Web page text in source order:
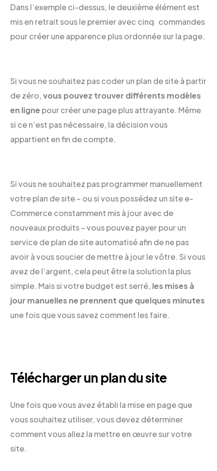
Dans l’exemple ci-dessus, le deuxième élément est
mis en retrait sous le premier avec cinq commandes
pour créer une apparence plus ordonnée sur la page.
Si vous ne souhaitez pas coder un plan de site à partir
de zéro,vous pouvez trouver différents modèles
en ligne pour créer une page plus attrayante. Même
si ce n’est pas nécessaire, la décision vous
appartient en fin de compte.
Si vous ne souhaitez pas programmer manuellement
votre plan de site – ou si vous possédez un site e-
Commerce constamment mis à jour avec de
nouveaux produits – vous pouvez payer pour un
service de plan de site automatisé afin de ne pas
avoir à vous soucier de mettre à jour le vôtre. Si vous
avez de l’argent, cela peut être la solution la plus
simple. Mais si votre budget est serré, les mises à
jour manuelles ne prennent que quelques minutes
une fois que vous savez comment les faire.
Télécharger un plan du site
Une fois que vous avez établi la mise en page que
vous souhaitez utiliser, vous devez déterminer
comment vous allez la mettre en œuvre sur votre
site.